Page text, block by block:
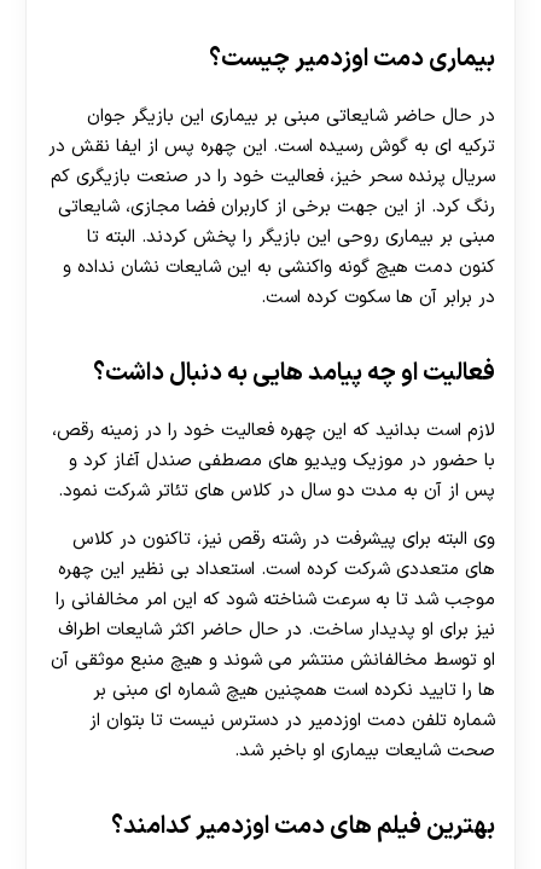
بیماری دمت اوزدمیر چیست؟
در حال حاضر شایعاتی مبنی بر بیماری این بازیگر جوان
ترکیه ای به گوش رسیده است. این چهره پس از ایفا نقش در
سریال پرنده سحر خیز، فعالیت خود را در صنعت بازیگری کم
رنگ کرد. از این جهت برخی از کاربران فضا مجازی، شایعاتی
مبنی بر بیماری روحی این بازیگر را پخش کردند. البته تا
کنون دمت هیچ گونه واکنشی به این شایعات نشان نداده و
در برابر آن ها سکوت کرده است.
فعالیت او چه پیامد هایی به دنبال داشت؟
لازم است بدانید که این چهره فعالیت خود را در زمینه رقص،
با حضور در موزیک ویدیو های مصطفی صندل آغاز کرد و
پس از آن به مدت دو سال در کلاس های تئاتر شرکت نمود.
وی البته برای پیشرفت در رشته رقص نیز، تاکنون در کلاس
های متعددی شرکت کرده است. استعداد بی نظیر این چهره
موجب شد تا به سرعت شناخته شود که این امر مخالفانی را
نیز برای او پدیدار ساخت. در حال حاضر اکثر شایعات اطراف
او توسط مخالفانش منتشر می شوند و هیچ منبع موثقی آن
ها را تایید نکرده است همچنین هیچ شماره ای مبنی بر
شماره تلفن دمت اوزدمیر در دسترس نیست تا بتوان از
صحت شایعات بیماری او باخبر شد.
بهترین فیلم های دمت اوزدمیر کدامند؟